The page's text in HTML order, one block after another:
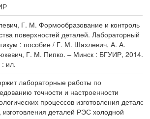
Г. М. Формообразование и контроль
поверхностей деталей. Лабораторный
: пособие / Г. М. Шахлевич, А. А.
Г. М. Пипко. – Минск : БГУИР, 2014. –
: ил.
лабораторные работы по
точности и настроенности
процессов изготовления деталей
деталей РЭС холодной